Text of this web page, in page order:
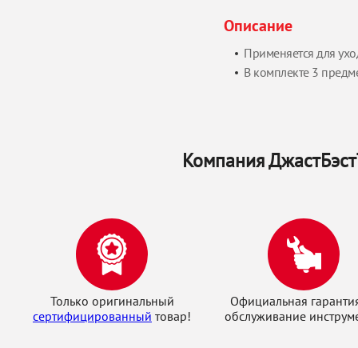
Описание
Применяется для
В комплекте 3
Компания
Только оригинальный
сертифицированный товар!
Официальная
обслуживание